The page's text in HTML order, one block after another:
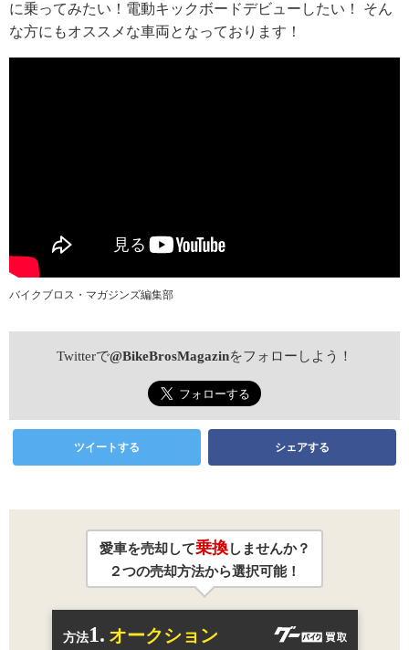
に乗ってみたい！電動キックボードデビューしたい！ そん
な方にもオススメな車両となっております！
バイクブロス・マガジンズ編集部
Twitterで@BikeBrosMagazinをフォローしよう！
ツイートする シェアする
愛車を売却して乗換しませんか？
２つの売却方法から選択可能！
方法1. オークション